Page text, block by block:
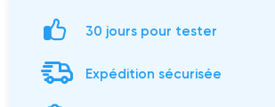
30 jours pour tester
Expédition sécurisée